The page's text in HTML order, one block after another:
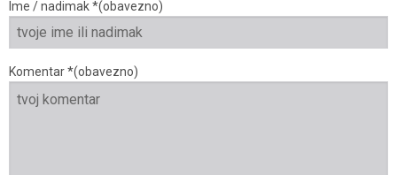
Ime / nadimak *(obavezno)
Komentar *(obavezno)